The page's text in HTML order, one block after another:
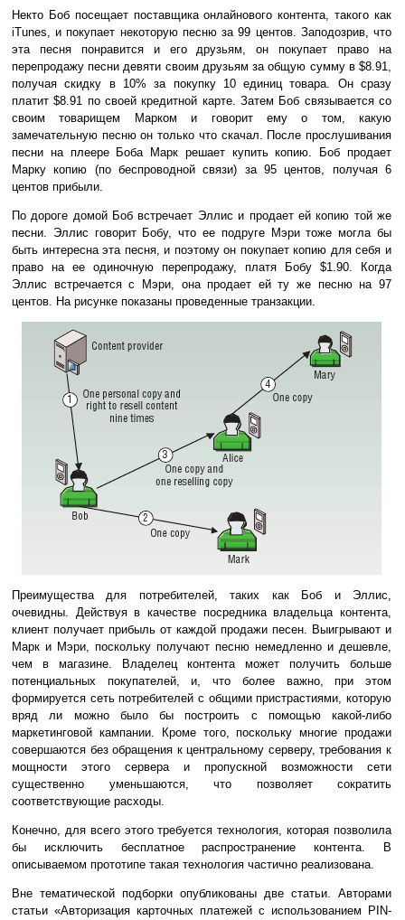
Некто Боб посещает поставщика онлайнового контента, такого как
iTunes, и покупает некоторую песню за 99 центов. Заподозрив, что
эта песня понравится и его друзьям, он покупает право на
перепродажу песни девяти своим друзьям за общую сумму в $8.91,
получая скидку в 10% за покупку 10 единиц товара. Он сразу
платит $8.91 по своей кредитной карте. Затем Боб связывается со
своим товарищем Марком и говорит ему о том, какую
замечательную песню он только что скачал. После прослушивания
песни на плеере Боба Марк решает купить копию. Боб продает
Марку копию (по беспроводной связи) за 95 центов, получая 6
центов прибыли.
По дороге домой Боб встречает Эллис и продает ей копию той же
песни. Эллис говорит Бобу, что ее подруге Мэри тоже могла бы
быть интересна эта песня, и поэтому он покупает копию для себя и
право на ее одиночную перепродажу, платя Бобу $1.90. Когда
Эллис встречается с Мэри, она продает ей ту же песню на 97
центов. На рисунке показаны проведенные транзакции.
Преимущества для потребителей, таких как Боб и Эллис,
очевидны. Действуя в качестве посредника владельца контента,
клиент получает прибыль от каждой продажи песен. Выигрывают и
Марк и Мэри, поскольку получают песню немедленно и дешевле,
чем в магазине. Владелец контента может получить больше
потенциальных покупателей, и, что более важно, при этом
формируется сеть потребителей с общими пристрастиями, которую
вряд ли можно было бы построить с помощью какой-либо
маркетинговой кампании. Кроме того, поскольку многие продажи
совершаются без обращения к центральному серверу, требования к
мощности этого сервера и пропускной возможности сети
существенно уменьшаются, что позволяет сократить
соответствующие расходы.
Конечно, для всего этого требуется технология, которая позволила
бы исключить бесплатное распространение контента. В
описываемом прототипе такая технология частично реализована.
Вне тематической подборки опубликованы две статьи. Авторами
статьи «Авторизация карточных платежей с использованием PIN-